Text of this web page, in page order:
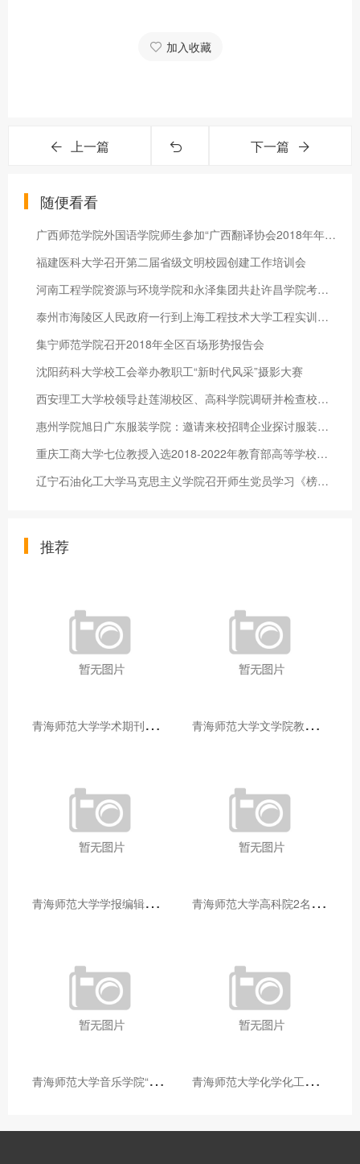
加入收藏
上一篇 下一篇
随便看看
广西师范学院外国语学院师生参加“广西翻译协会2018年年会暨外语
福建医科大学召开第二届省级文明校园创建工作培训会
河南工程学院资源与环境学院和永泽集团共赴许昌学院考察交流
泰州市海陵区人民政府一行到上海工程技术大学工程实训中心调研交
集宁师范学院召开2018年全区百场形势报告会
沈阳药科大学校工会举办教职工“新时代风采”摄影大赛
西安理工大学校领导赴莲湖校区、高科学院调研并检查校园安全工作
惠州学院旭日广东服装学院：邀请来校招聘企业探讨服装人才培养
重庆工商大学七位教授入选2018-2022年教育部高等学校教学指导委
辽宁石油化工大学马克思主义学院召开师生党员学习《榜样3》专题
推荐
青
海师范大学学术期刊两个专栏入选2025年青海省期刊重点专栏 青
海师范大学文学院教师赴山东省相关高校和学术机构交流学习
青
海师范大学学报编辑部赴大通县城关镇上毛佰胜村开展帮扶慰问活动 青
海师范大学高科院2名专家当选中国科学院院士
青
海师范大学音乐学院“青舞华章”本科舞蹈专业中期汇报圆满落幕 青
海师范大学化学化工学院开展铸牢中华民族共同体意识大讲堂活动